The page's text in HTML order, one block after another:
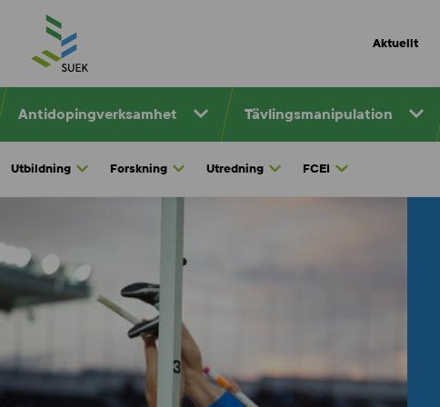
content
Aktuellt
Antidopingverksamhet Tävlingsmanipulation
Utbildning Forskning Utredning FCEI